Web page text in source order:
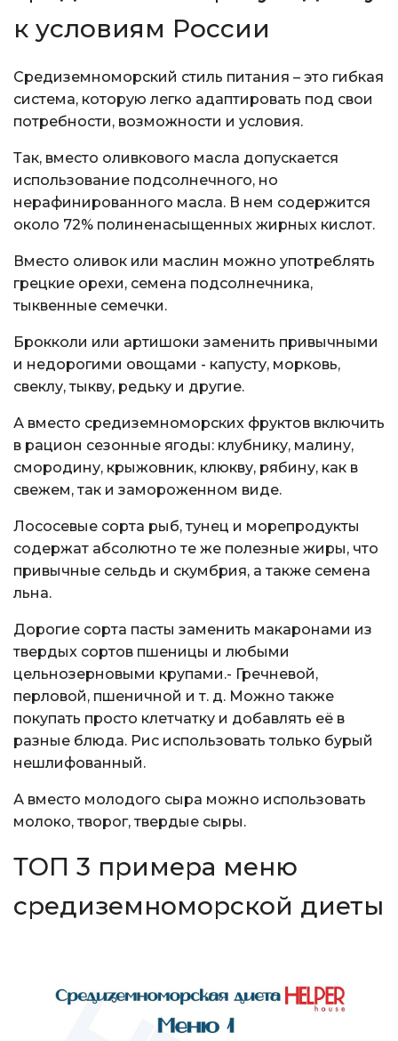
к условиям России
Средиземноморский стиль питания – это гибкая
система, которую легко адаптировать под свои
потребности, возможности и условия.
Так, вместо оливкового масла допускается
использование подсолнечного, но
нерафинированного масла. В нем содержится
около 72% полиненасыщенных жирных кислот.
Вместо оливок или маслин можно употреблять
грецкие орехи, семена подсолнечника,
тыквенные семечки.
Брокколи или артишоки заменить привычными
и недорогими овощами - капусту, морковь,
свеклу, тыкву, редьку и другие.
А вместо средиземноморских фруктов включить
в рацион сезонные ягоды: клубнику, малину,
смородину, крыжовник, клюкву, рябину, как в
свежем, так и замороженном виде.
Лососевые сорта рыб, тунец и морепродукты
содержат абсолютно те же полезные жиры, что
привычные сельдь и скумбрия, а также семена
льна.
Дорогие сорта пасты заменить макаронами из
твердых сортов пшеницы и любыми
цельнозерновыми крупами.- Гречневой,
перловой, пшеничной и т. д. Можно также
покупать просто клетчатку и добавлять её в
разные блюда. Рис использовать только бурый
нешлифованный.
А вместо молодого сыра можно использовать
молоко, творог, твердые сыры.
ТОП 3 примера меню
средиземноморской диеты